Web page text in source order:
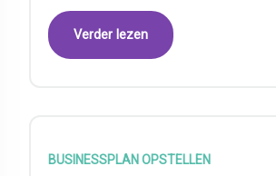
Verder lezen
BUSINESSPLAN OPSTELLEN